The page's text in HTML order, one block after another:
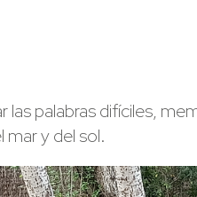
las palabras difíciles,
mar y del sol.